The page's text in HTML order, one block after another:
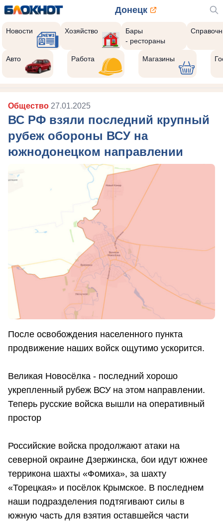
Донецк
Новости Хозяйство
Бары
- рестораны
Авто Работа Магазины
Общество 27.01.2025
ВС РФ взяли последний крупный
рубеж обороны ВСУ на
южнодонецком направлении
После освобождения населенного пункта
продвижение наших войск ощутимо ускорится.
Великая Новосёлка - последний хорошо
укрепленный рубеж ВСУ на этом направлении.
Теперь русские войска вышли на оперативный
простор
Российские войска продолжают атаки на
северной окраине Дзержинска, бои идут южнее
террикона шахты «Фомиха», за шахту
«Торецкая» и посёлок Крымское. В последнем
наши подразделения подтягивают силы в
южную часть для взятия оставшейся части